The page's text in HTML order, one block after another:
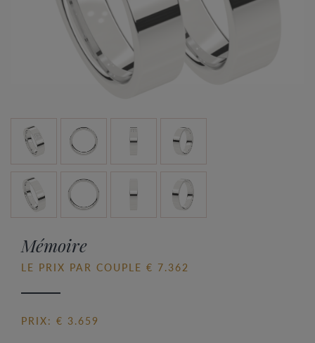
Mémoire
LE PRIX PAR COUPLE € 7.362
PRIX: € 3.659